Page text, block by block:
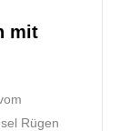
mit
Rügen